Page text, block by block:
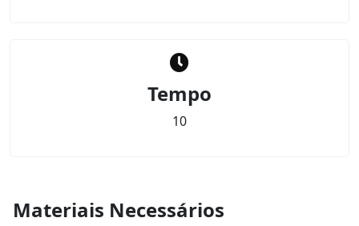
Tempo
10
Materiais Necessários